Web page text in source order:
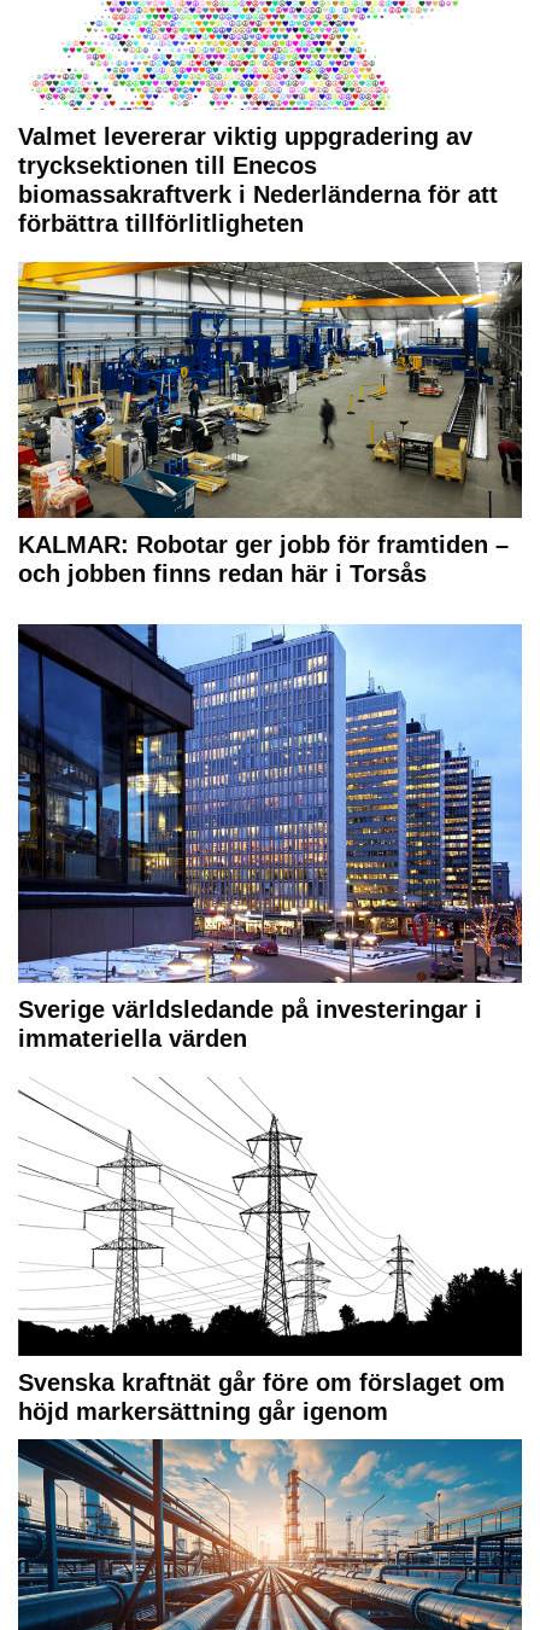
Valmet levererar viktig uppgradering av
trycksektionen till Enecos
biomassakraftverk i Nederländerna för att
förbättra tillförlitligheten
KALMAR: Robotar ger jobb för framtiden –
och jobben finns redan här i Torsås
Sverige världsledande på investeringar i
immateriella värden
Svenska kraftnät går före om förslaget om
höjd markersättning går igenom